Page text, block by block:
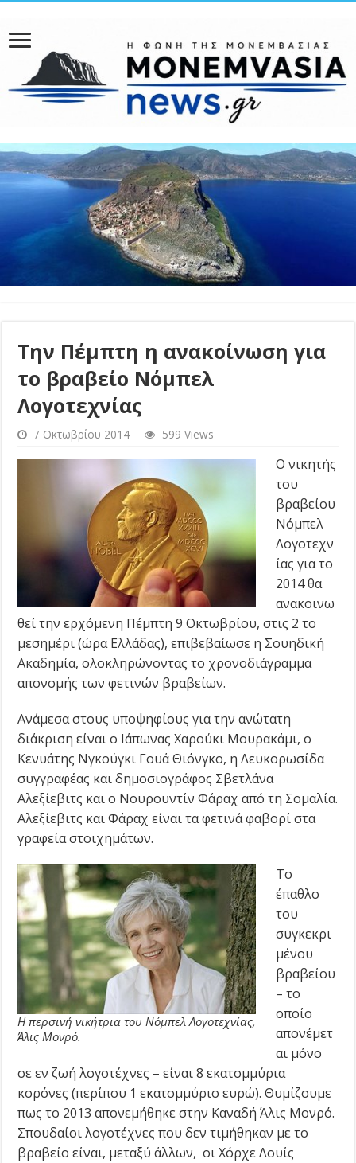
Την Πέμπτη η ανακοίνωση για
το βραβείο Νόμπελ
Λογοτεχνίας
7 Οκτωβρίου 2014 599 Views
Ο νικητής
του
βραβείου
Νόμπελ
Λογοτεχν
ίας για το
2014 θα
ανακοινω
θεί την ερχόμενη Πέμπτη 9 Οκτωβρίου, στις 2 το
μεσημέρι (ώρα Ελλάδας), επιβεβαίωσε η Σουηδική
Ακαδημία, ολοκληρώνοντας το χρονοδιάγραμμα
απονομής των φετινών βραβείων.
Ανάμεσα στους υποψηφίους για την ανώτατη
διάκριση είναι ο Ιάπωνας Χαρούκι Μουρακάμι, ο
Κενυάτης Νγκούγκι Γουά Θιόνγκο, η Λευκορωσίδα
συγγραφέας και δημοσιογράφος Σβετλάνα
Αλεξίεβιτς και ο Νουρουντίν Φάραχ από τη Σομαλία.
Αλεξίεβιτς και Φάραχ είναι τα φετινά φαβορί στα
γραφεία στοιχημάτων.
Η περσινή νικήτρια του Νόμπελ Λογοτεχνίας,
Άλις Μονρό.
Το
έπαθλο
του
συγκεκρι
μένου
βραβείου
– το
οποίο
απονέμετ
αι μόνο
σε εν ζωή λογοτέχνες – είναι 8 εκατομμύρια
κορόνες (περίπου 1 εκατομμύριο ευρώ). Θυμίζουμε
πως το 2013 απονεμήθηκε στην Καναδή Άλις Μονρό.
Σπουδαίοι λογοτέχνες που δεν τιμήθηκαν με το
βραβείο είναι, μεταξύ άλλων, οι Χόρχε Λουίς